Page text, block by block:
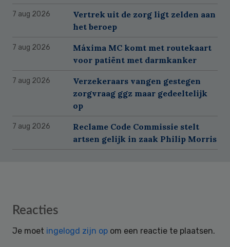
7 aug 2026
Vertrek uit de zorg ligt zelden aan
het beroep
7 aug 2026
Máxima MC komt met routekaart
voor patiënt met darmkanker
7 aug 2026
Verzekeraars vangen gestegen
zorgvraag ggz maar gedeeltelijk
op
7 aug 2026
Reclame Code Commissie stelt
artsen gelijk in zaak Philip Morris
Reader
Reacties
Je moet ingelogd zijn op om een reactie te plaatsen.